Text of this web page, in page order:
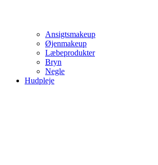
Ansigtsmakeup
Øjenmakeup
Læbeprodukter
Bryn
Negle
Hudpleje